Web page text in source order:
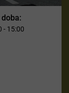
- 15:00